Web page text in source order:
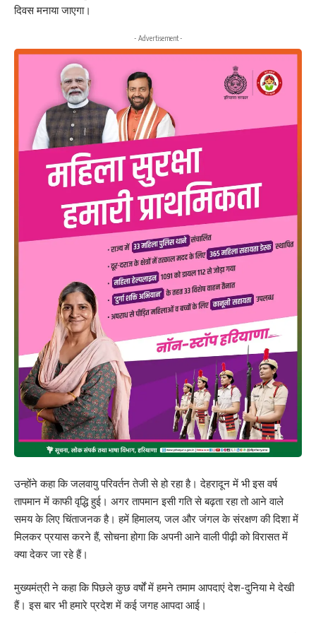
दिवस मनाया जाएगा।
- Advertisement -
उन्होंने कहा कि जलवायु परिवर्तन तेजी से हो रहा है। देहरादून में भी इस वर्ष
तापमान में काफी वृद्धि हुई। अगर तापमान इसी गति से बढ़ता रहा तो आने वाले
समय के लिए चिंताजनक है। हमें हिमालय, जल और जंगल के संरक्षण की दिशा में
मिलकर प्रयास करने हैं, सोचना होगा कि अपनी आने वाली पीढ़ी को विरासत में
क्या देकर जा रहे हैं।
मुख्यमंत्री ने कहा कि पिछले कुछ वर्षों में हमने तमाम आपदाएं देश-दुनिया मे देखी
हैं। इस बार भी हमारे प्रदेश में कई जगह आपदा आई।